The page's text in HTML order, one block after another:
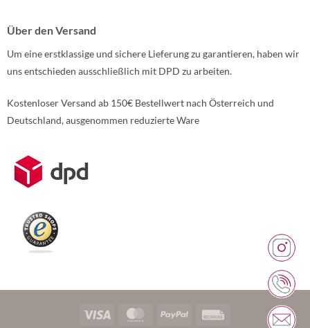
Über den Versand
Um eine erstklassige und sichere Lieferung zu garantieren, haben wir
uns entschieden ausschließlich mit DPD zu arbeiten.
Kostenloser Versand ab 150€ Bestellwert nach Österreich und
Deutschland, ausgenommen reduzierte Ware
Weitere Informationen über den gesperrten Inhalt.
Visa MasterCardPayPal